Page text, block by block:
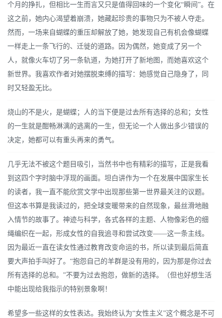
个月的挣扎，但相比一生而言又只是值得回味的一个变化“瞬间”。在
这之前，她内心渴望着崩溃，她藏起珍贵的事物只为不被人夺走。
然而，一场来自蝴蝶的重压却解放了她，她发现自己有机会像蝴蝶
一样走上一条飞行的、迁徙的道路。因为偶然，她变成了另一个
人，就像火车切了另一条轨道，为她打开了新地图，而她喜欢这个
新世界。我喜欢作者对她摆脱束缚的描写：她感觉自己隐身了，同
时又轻盈无比。
烧山的不是火，是蝴蝶；人的当下便是过去所有选择的总和；女性
的一生就是酣畅淋漓的逃离的一生，但无论一个人做出多少错误的
决定，她都可以有重头再来的勇气。
几乎无法不被这个题目吸引，当然书中也有精彩的描写，正是我看
到这四个字时脑中浮现的画面。坦白讲作为一个在发展中国家生长
的读者，我一直不能欣赏文学中出现那些第一世界最关注的议题。
但这本书算是我读过的，把全球变暖带来的自然现象，最丝滑地融
入情节的故事了。神迹与科学，各式各样的主题、人物像彩色的细
绳编织在一起，形成女性的自我追寻和尝试改变——这一条主线。
因为最近一直在读女性通过教育改变命运的书，所以读到最后简直
要大声拍手叫好了。“抱怨自己的羊群是没有用的，因为那是你过去
所有选择的总和。”不要为过去抱怨，做新的选择。（但也好想生活
中能出现给我指示的特别景象啊！
希望多一些这样的女性表达。我始终认为“女性主义”这个概念是不可